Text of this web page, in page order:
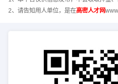
2、请告知用人单位，是在高密人才网